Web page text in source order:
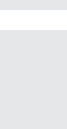
guitar điện,
và có một